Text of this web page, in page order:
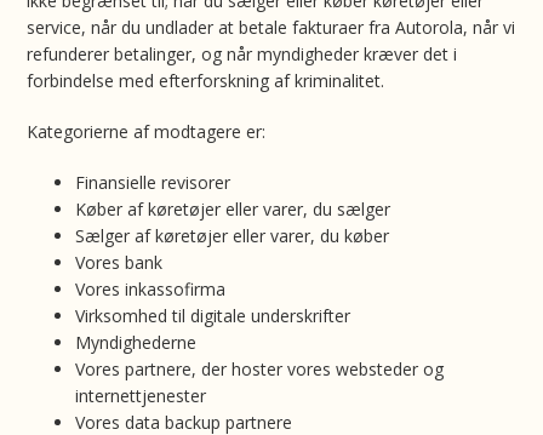
service, når du undlader at betale fakturaer fra Autorola, når vi
refunderer betalinger, og når myndigheder kræver det i
forbindelse med efterforskning af kriminalitet.
Kategorierne af modtagere er:
Finansielle revisorer
Køber af køretøjer eller varer, du sælger
Sælger af køretøjer eller varer, du køber
Vores bank
Vores inkassofirma
Virksomhed til digitale underskrifter
Myndighederne
Vores partnere, der hoster vores websteder og
internettjenester
Vores data backup partnere